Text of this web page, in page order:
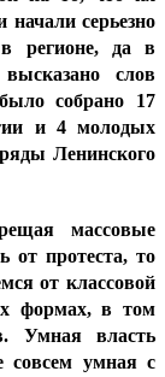
серьезно
в регионе, да в
слов
собрано 17
и 4 молодых
Ленинского
массовые
от протеста, то
от классовой
формах, в том
Умная власть
совсем умная с